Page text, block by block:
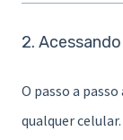
2.
O passo a
qualquer